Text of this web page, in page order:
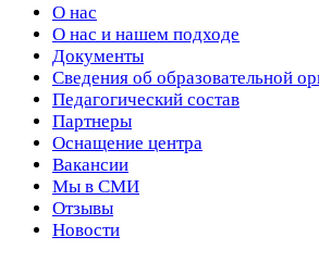
О нас
О нас и нашем подходе
Документы
Сведения об образовательной
Педагогический состав
Партнеры
Оснащение центра
Вакансии
Мы в СМИ
Отзывы
Новости